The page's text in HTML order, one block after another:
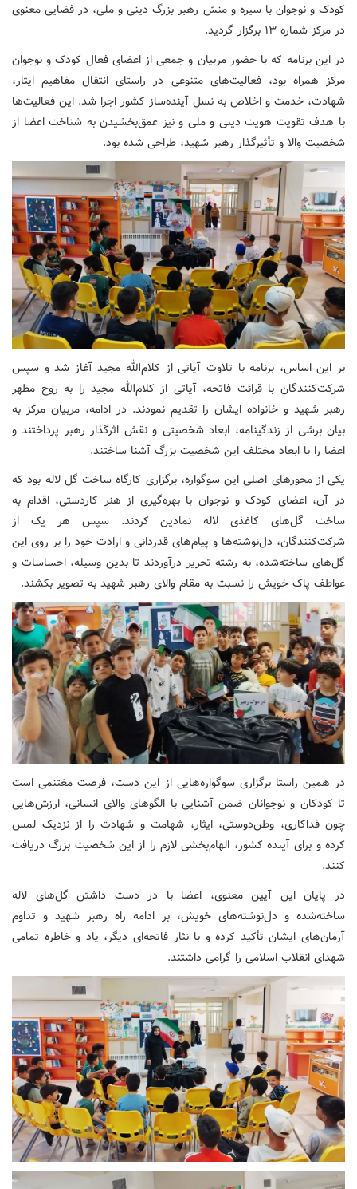
کودک و نوجوان با سیره و منش رهبر بزرگ دینی و ملی، در فضایی معنوی
در مرکز شماره ۱۳ برگزار گردید.
در این برنامه که با حضور مربیان و جمعی از اعضای فعال کودک و نوجوان
مرکز همراه بود، فعالیت‌های متنوعی در راستای انتقال مفاهیم ایثار،
شهادت، خدمت و اخلاص به نسل آینده‌ساز کشور اجرا شد. این فعالیت‌ها
با هدف تقویت هویت دینی و ملی و نیز عمق‌بخشیدن به شناخت اعضا از
شخصیت‌ والا و تأثیرگذار رهبر شهید، طراحی شده بود.
بر این اساس، برنامه با تلاوت آیاتی از کلام‌الله مجید آغاز شد و سپس
شرکت‌کنندگان با قرائت فاتحه، آیاتی از کلام‌الله مجید را به روح مطهر
رهبر شهید و خانواده ایشان را تقدیم نمودند. در ادامه، مربیان مرکز به
بیان برشی از زندگینامه، ابعاد شخصیتی و نقش اثرگذار رهبر پرداختند و
اعضا را با ابعاد مختلف این شخصیت بزرگ آشنا ساختند.
یکی از محورهای اصلی این سوگواره، برگزاری کارگاه ساخت گل لاله بود که
در آن، اعضای کودک و نوجوان با بهره‌گیری از هنر کاردستی، اقدام به
ساخت گل‌های کاغذی لاله نمادین کردند. سپس هر یک از
شرکت‌کنندگان، دل‌نوشته‌ها و پیام‌های قدردانی و ارادت خود را بر روی این
گل‌های ساخته‌شده، به رشته تحریر درآوردند تا بدین وسیله، احساسات و
عواطف پاک خویش را نسبت به مقام والای رهبر شهید به تصویر بکشند.
در همین راستا برگزاری سوگواره‌هایی از این دست، فرصت مغتنمی است
تا کودکان و نوجوانان ضمن آشنایی با الگوهای والای انسانی، ارزش‌هایی
چون فداکاری، وطن‌دوستی، ایثار، شهامت و شهادت را از نزدیک لمس
کرده و برای آینده کشور، الهام‌بخشی لازم را از این شخصیت‌ بزرگ دریافت
کنند.
در پایان این آیین معنوی، اعضا با در دست داشتن گل‌های لاله
ساخته‌شده و دل‌نوشته‌های خویش، بر ادامه راه رهبر شهید و تداوم
آرمان‌های ایشان تأکید کرده و با نثار فاتحه‌ای دیگر، یاد و خاطره تمامی
شهدای انقلاب اسلامی را گرامی داشتند.